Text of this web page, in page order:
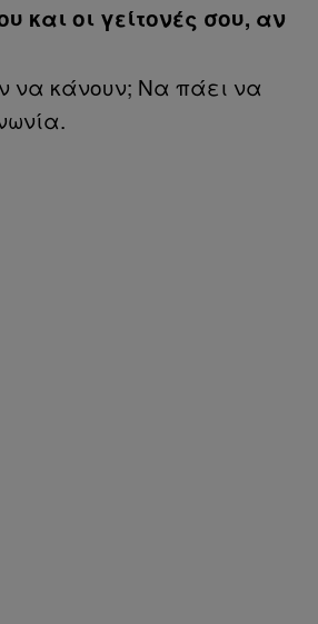
και οι γείτονές σου, αν
να κάνουν; Να πάει να